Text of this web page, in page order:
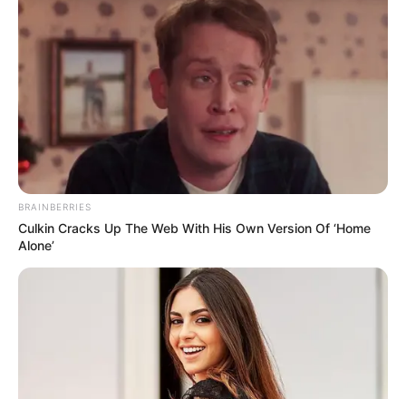
BRAINBERRIES
Culkin Cracks Up The Web With His Own Version Of ‘Home
Alone’